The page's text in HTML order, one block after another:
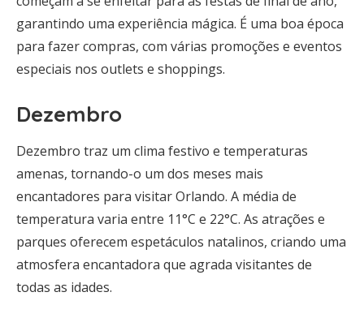
garantindo uma experiência mágica. É uma boa época
para fazer compras, com várias promoções e eventos
especiais nos outlets e shoppings.
Dezembro
Dezembro traz um clima festivo e temperaturas
amenas, tornando-o um dos meses mais
encantadores para visitar Orlando. A média de
temperatura varia entre 11°C e 22°C. As atrações e
parques oferecem espetáculos natalinos, criando uma
atmosfera encantadora que agrada visitantes de
todas as idades.